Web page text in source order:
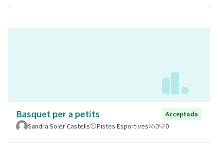
Basquet per a petits
Acceptada
Sandra Soler Castells
Pistes Esportives 0 0